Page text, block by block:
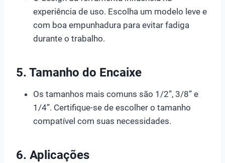
experiência de uso. Escolha um modelo leve e
com boa empunhadura para evitar fadiga
durante o trabalho.
5. Tamanho do Encaixe
Os tamanhos mais comuns são 1/2”, 3/8” e
1/4”. Certifique-se de escolher o tamanho
compatível com suas necessidades.
6. Aplicações